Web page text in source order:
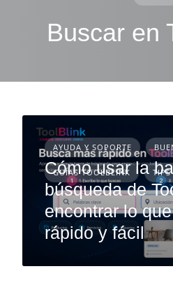
Buscar en
AYUDA Y SOPORTE
GUÍAS TOOLBLINK
Cómo usar la
búsqueda de
encontrar lo
rápido y fácil